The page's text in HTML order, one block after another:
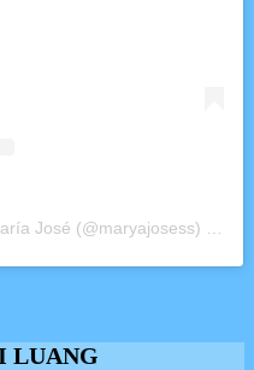
José (@maryajosess)
LUANG